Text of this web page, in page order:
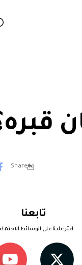
Share
تابعنا
اعثر علينا على الوسائط